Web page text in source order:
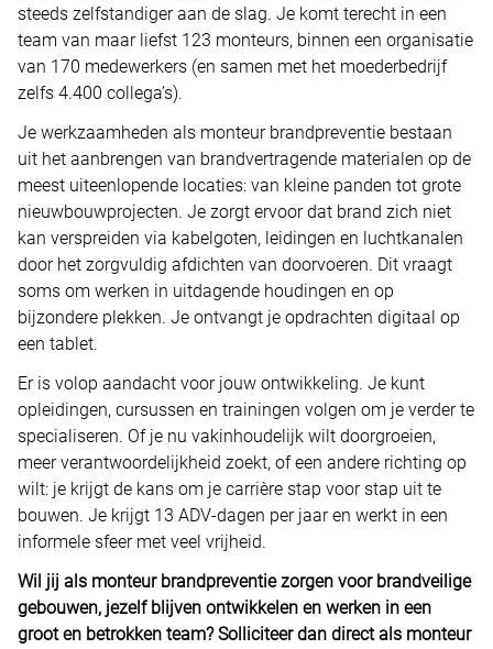
steeds zelfstandiger aan de slag. Je komt terecht in een
team van maar liefst 123 monteurs, binnen een organisatie
van 170 medewerkers (en samen met het moederbedrijf
zelfs 4.400 collega’s).
Je werkzaamheden als monteur brandpreventie bestaan
uit het aanbrengen van brandvertragende materialen op de
meest uiteenlopende locaties: van kleine panden tot grote
nieuwbouwprojecten. Je zorgt ervoor dat brand zich niet
kan verspreiden via kabelgoten, leidingen en luchtkanalen
door het zorgvuldig afdichten van doorvoeren. Dit vraagt
soms om werken in uitdagende houdingen en op
bijzondere plekken. Je ontvangt je opdrachten digitaal op
een tablet.
Er is volop aandacht voor jouw ontwikkeling. Je kunt
opleidingen, cursussen en trainingen volgen om je verder te
specialiseren. Of je nu vakinhoudelijk wilt doorgroeien,
meer verantwoordelijkheid zoekt, of een andere richting op
wilt: je krijgt de kans om je carrière stap voor stap uit te
bouwen. Je krijgt 13 ADV-dagen per jaar en werkt in een
informele sfeer met veel vrijheid.
Wil jij als monteur brandpreventie zorgen voor brandveilige
gebouwen, jezelf blijven ontwikkelen en werken in een
groot en betrokken team? Solliciteer dan direct als monteur